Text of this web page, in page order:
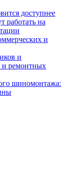
доступнее
работать на
и
и
и ремонтных
шиномонтажа: